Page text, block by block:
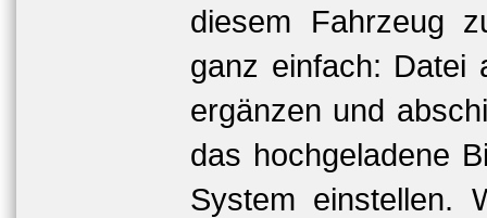
diesem Fahrzeug
ganz einfach: Datei
ergänzen und
das hochgeladene
System einstellen.